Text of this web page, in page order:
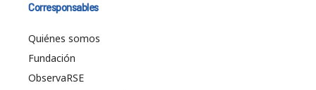
Corresponsables
Quiénes somos
Fundación
ObservaRSE